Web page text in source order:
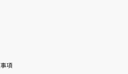
項